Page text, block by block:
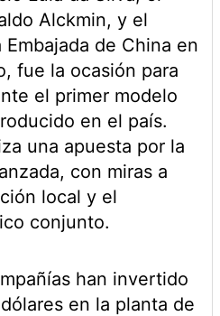
Alckmin, y el
de China en
fue la ocasión para
el primer modelo
en el país.
una apuesta por la
con miras a
local y el
conjunto.
han invertido
en la planta de